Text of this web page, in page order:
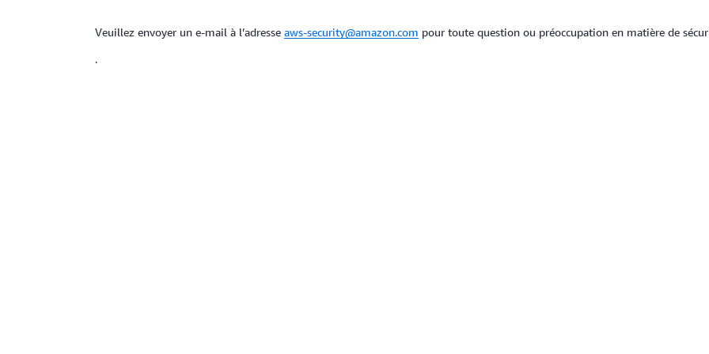
Veuillez envoyer un e‑mail à l’adresse aws-security@amazon.com pour toute question ou préoccupation en matière de
.